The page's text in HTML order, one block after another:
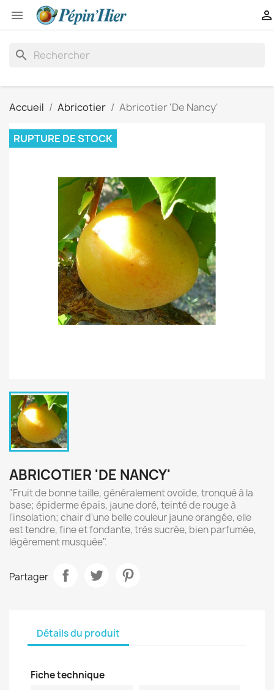
 
search
Accueil Abricotier Abricotier 'De Nancy'
RUPTURE DE STOCK
ABRICOTIER 'DE NANCY'
"Fruit de bonne taille, généralement ovoïde, tronqué à la
base; épiderme épais, jaune doré, teinté de rouge à
l'insolation; chair d'une belle couleur jaune orangée, elle
est tendre, fine et fondante, très sucrée, bien parfumée,
légèrement musquée".
Partager
Détails du produit
Fiche technique